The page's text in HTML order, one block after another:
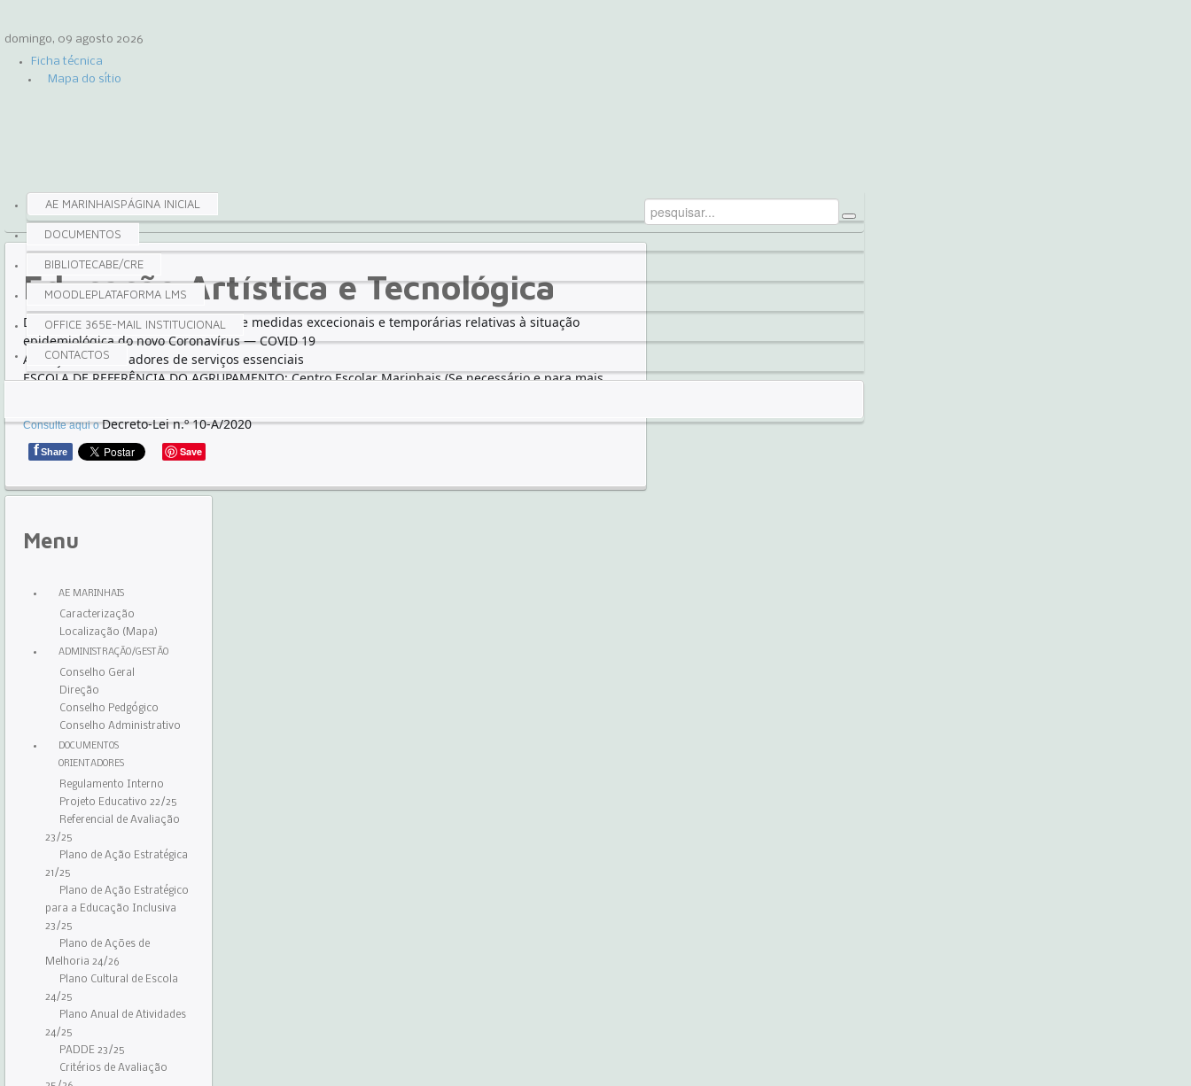
domingo, 09 agosto 2026
Ficha técnica
Mapa do sítio
AE MARINHAISPÁGINA INICIAL
DOCUMENTOS
BIBLIOTECABE/CRE
MOODLEPLATAFORMA LMS
OFFICE 365E-MAIL INSTITUCIONAL
CONTACTOS
Educação Artística e Tecnológica
Decreto-Lei n.º 10-A/2020 - Estabelece medidas excecionais e temporárias relativas à situação
epidemiológica donovo Coronavírus — COVID 19
ATENÇÃO:Trabalhadores de serviços essenciais
ESCOLA DE REFERÊNCIA DO AGRUPAMENTO: Centro Escolar Marinhais (Se necessário e para mais
Consulte aqui oDecreto-Lei n.º 10-A/2020
fShare Save
Menu
AE MARINHAIS
Caracterização
Localização (Mapa)
ADMINISTRAÇÃO/GESTÃO
Conselho Geral
Direção
Conselho Pedgógico
Conselho Administrativo
DOCUMENTOS
ORIENTADORES
Regulamento Interno
Projeto Educativo 22/25
Referencial de Avaliação
23/25
Plano de Ação Estratégica
21/25
Plano de Ação Estratégico
para a Educação Inclusiva
23/25
Plano de Ações de
Melhoria 24/26
Plano Cultural de Escola
24/25
Plano Anual de Atividades
24/25
PADDE 23/25
Critérios de Avaliação